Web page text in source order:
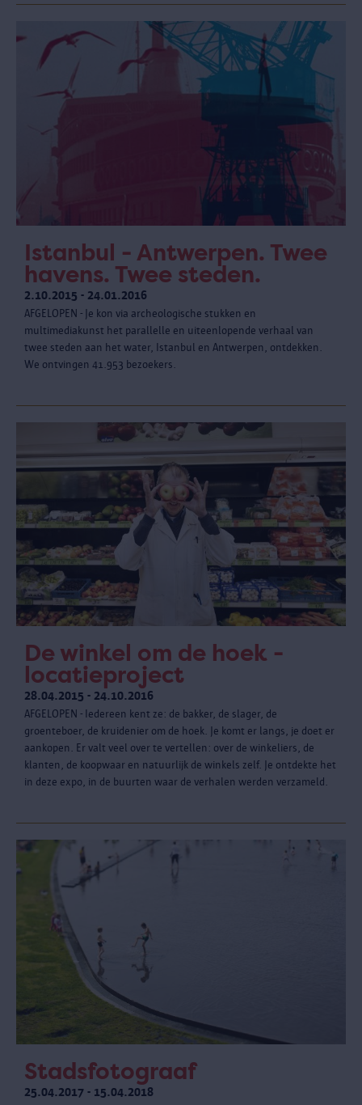
Istanbul - Antwerpen. Twee
havens. Twee steden.
2.10.2015 - 24.01.2016
AFGELOPEN - Je kon via archeologische stukken en
multimediakunst het parallelle en uiteenlopende verhaal van
twee steden aan het water, Istanbul en Antwerpen, ontdekken.
We ontvingen 41.953 bezoekers.
De winkel om de hoek -
locatieproject
28.04.2015 - 24.10.2016
AFGELOPEN - Iedereen kent ze: de bakker, de slager, de
groenteboer, de kruidenier om de hoek. Je komt er langs, je doet er
aankopen. Er valt veel over te vertellen: over de winkeliers, de
klanten, de koopwaar en natuurlijk de winkels zelf. Je ontdekte het
in deze expo, in de buurten waar de verhalen werden verzameld.
Stadsfotograaf
25.04.2017 - 15.04.2018